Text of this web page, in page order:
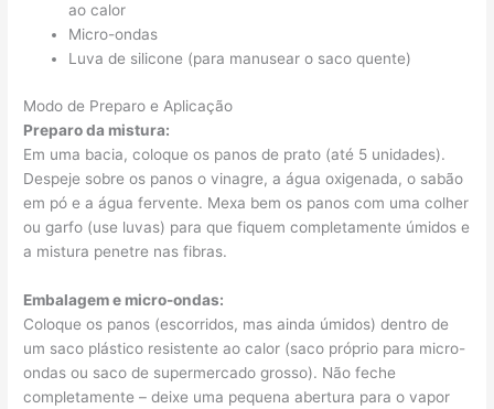
ao calor
Micro-ondas
Luva de silicone (para manusear o saco quente)
Modo de Preparo e Aplicação
Preparo da mistura:
Em uma bacia, coloque os panos de prato (até 5 unidades).
Despeje sobre os panos o vinagre, a água oxigenada, o sabão
em pó e a água fervente. Mexa bem os panos com uma colher
ou garfo (use luvas) para que fiquem completamente úmidos e
a mistura penetre nas fibras.
Embalagem e micro-ondas:
Coloque os panos (escorridos, mas ainda úmidos) dentro de
um saco plástico resistente ao calor (saco próprio para micro-
ondas ou saco de supermercado grosso). Não feche
completamente – deixe uma pequena abertura para o vapor